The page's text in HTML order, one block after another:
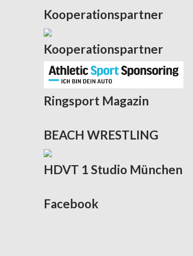
Kooperationspartner
Kooperationspartner
Ringsport Magazin
BEACH WRESTLING
HDVT 1 Studio München
Facebook